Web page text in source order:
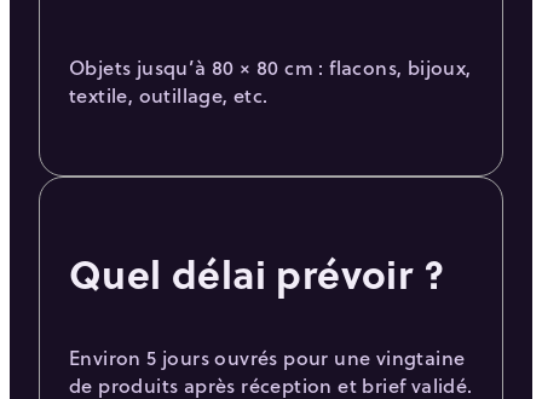
Objets jusqu’à 80 × 80 cm : flacons, bijoux,
textile, outillage, etc.
Quel délai prévoir ?
Environ 5 jours ouvrés pour une vingtaine
de produits après réception et brief validé.